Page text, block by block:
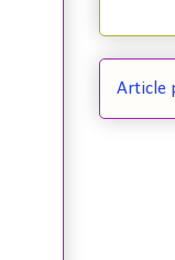
Article